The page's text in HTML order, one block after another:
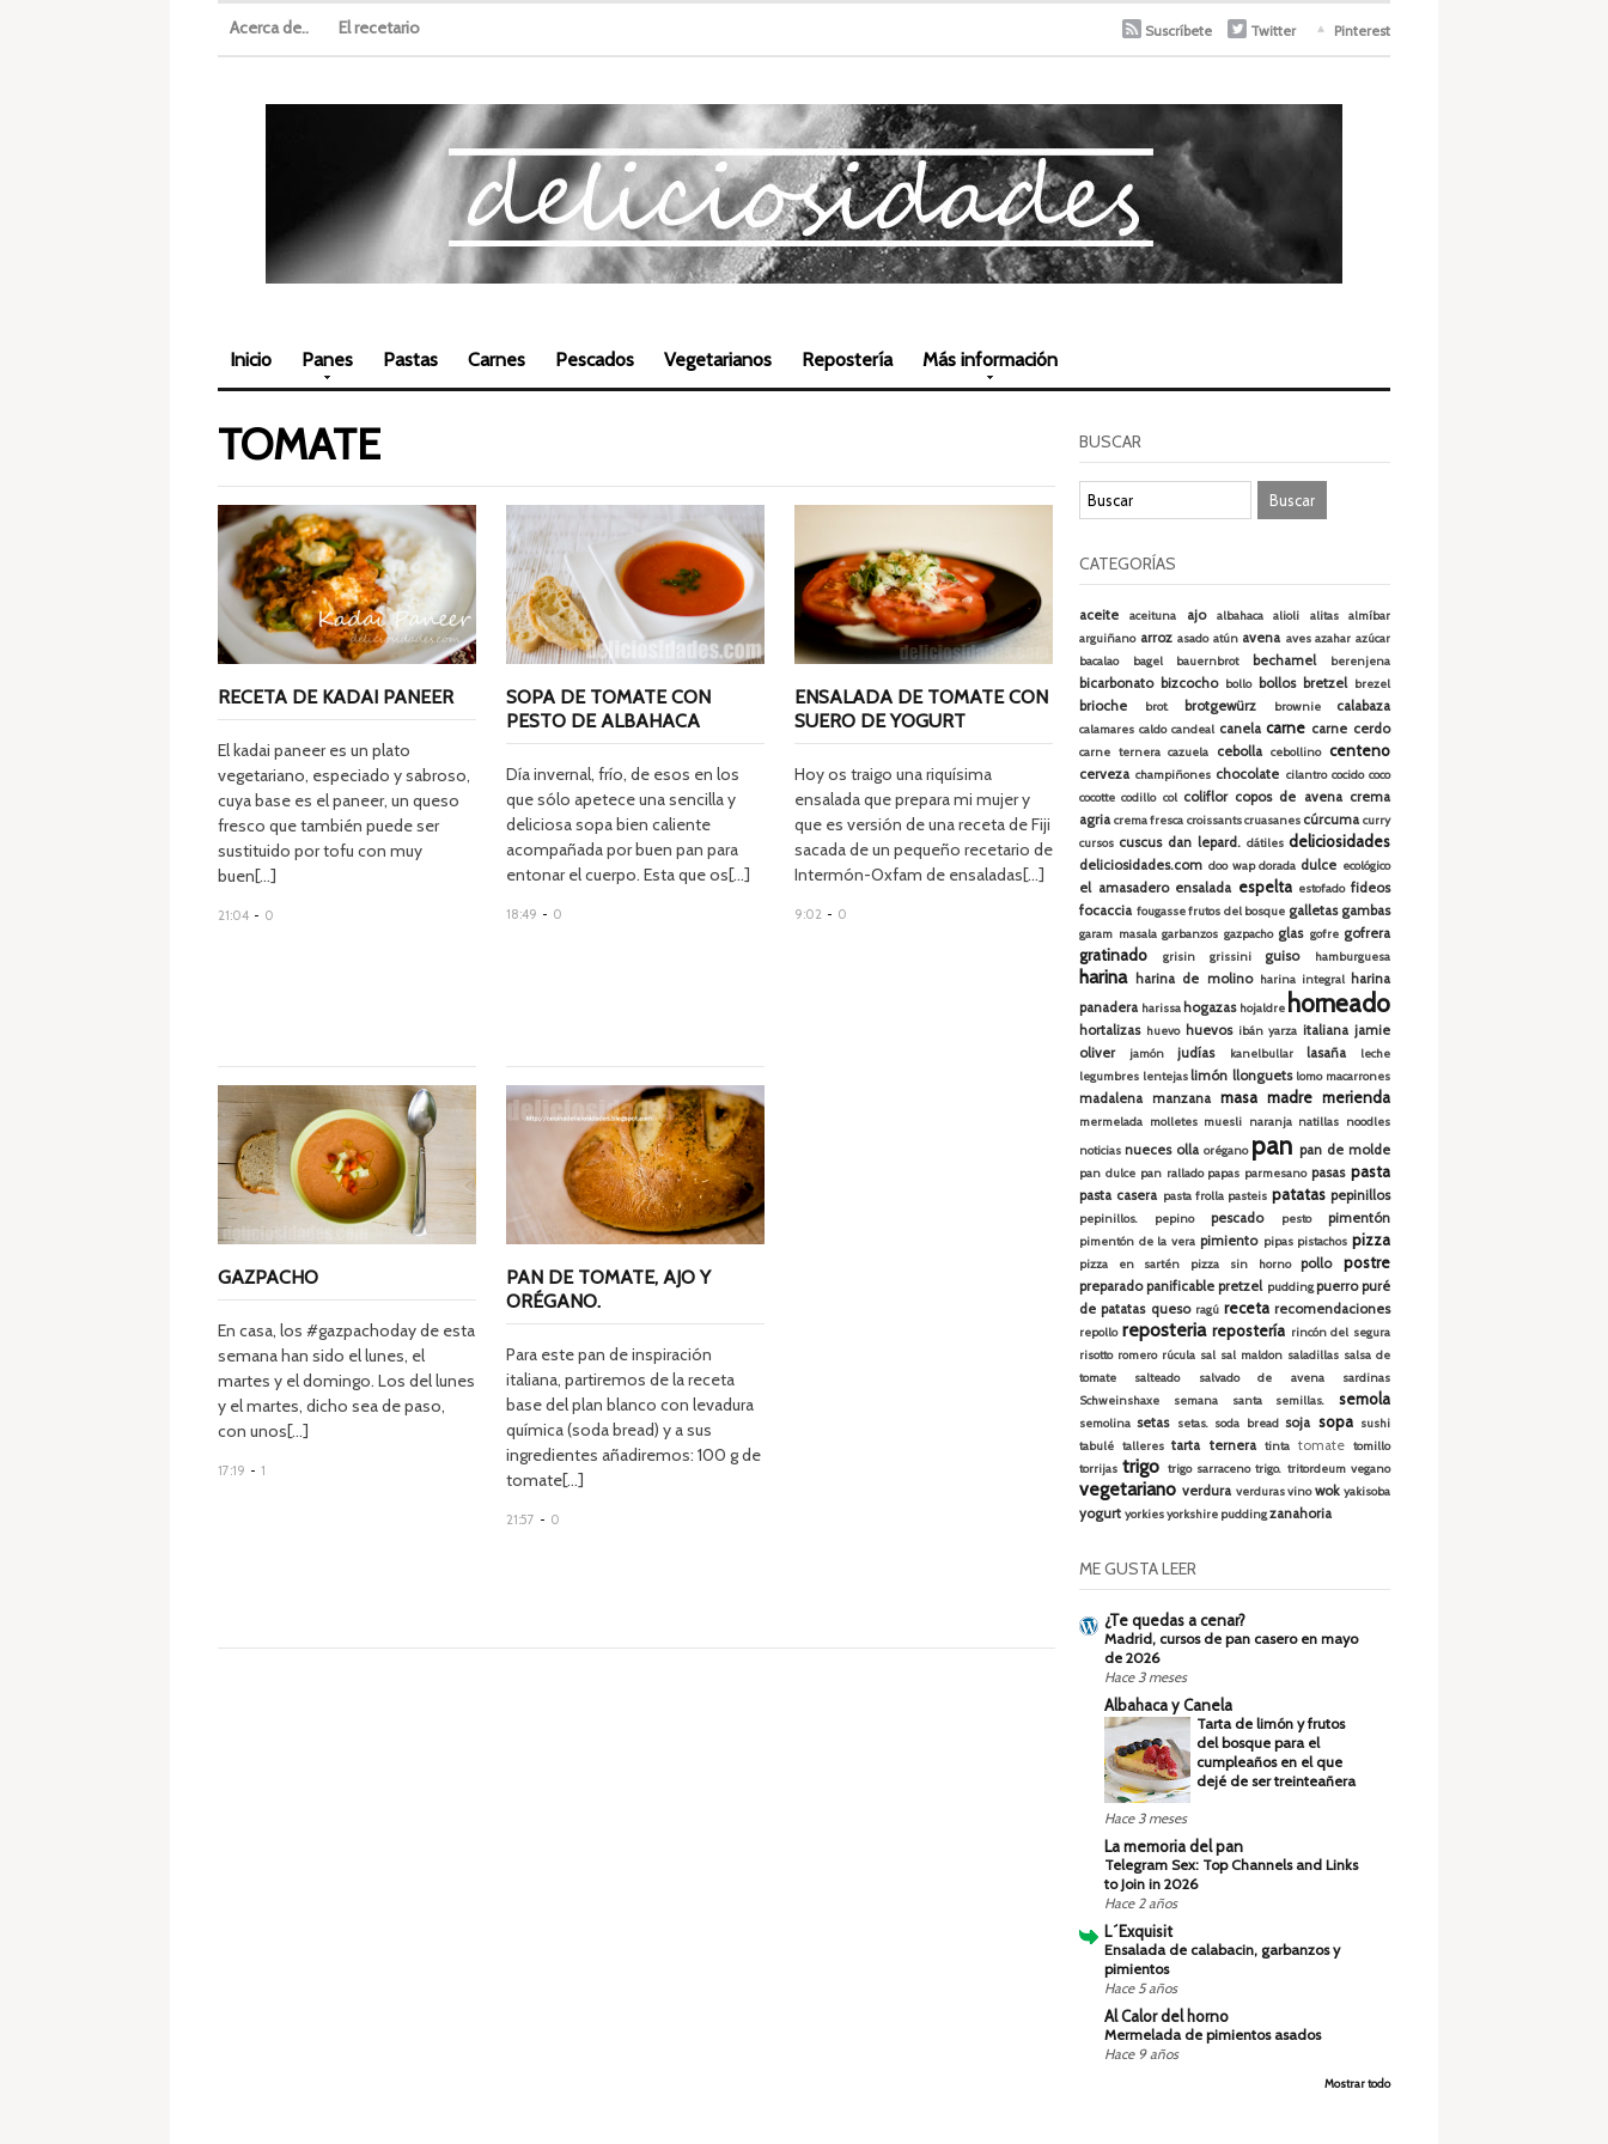
Suscríbete Twitter Pinterest
Acerca de.. El recetario
Inicio Panes Pastas Carnes Pescados Vegetarianos Repostería Más información
TOMATE
RECETA DE KADAI PANEER
El kadai paneer es un plato
vegetariano, especiado y sabroso,
cuya base es el paneer, un queso
fresco que también puede ser
sustituido por tofu con muy
buen[...]
21:04 - 0
SOPA DE TOMATE CON
PESTO DE ALBAHACA
Día invernal, frío, de esos en los
que sólo apetece una sencilla y
deliciosa sopa bien caliente
acompañada por buen pan para
entonar el cuerpo. Esta que os[...]
18:49 - 0
ENSALADA DE TOMATE CON
SUERO DE YOGURT
Hoy os traigo una riquísima
ensalada que prepara mi mujer y
que es versión de una receta de Fiji
sacada de un pequeño recetario de
Intermón-Oxfam de ensaladas[...]
9:02 - 0
GAZPACHO
En casa, los #gazpachoday de esta
semana han sido el lunes, el
martes y el domingo. Los del lunes
y el martes, dicho sea de paso,
con unos[...]
17:19 - 1
PAN DE TOMATE, AJO Y
ORÉGANO.
Para este pan de inspiración
italiana, partiremos de la receta
base del plan blanco con levadura
química (soda bread) y a sus
ingredientes añadiremos: 100 g de
tomate[...]
21:57 - 0
BUSCAR
CATEGORÍAS
aceite aceituna ajo albahaca alioli alitas
almíbar
arguiñano arroz asado atún avena aves azahar azúcar
bacalao
bagel bauernbrot bechamel berenjena
bicarbonato bizcocho bollo bollos bretzel brezel
brioche brot. brotgewürz brownie calabaza
calamares caldo candeal canela carne carne cerdo
carne ternera cazuela cebolla cebollino centeno
cerveza champiñones chocolate cilantro cocido coco
cocotte codillo col coliflor copos de avena crema
agria crema fresca croissantscruasanes cúrcuma curry
cursos cuscus dan lepard. dátiles deliciosidades
deliciosidades.com doo wap dorada dulce ecológico
el amasadero ensalada espelta estofado fideos
focaccia fougassefrutos del bosque galletas gambas
garam masala garbanzos gazpacho glas gofre gofrera
gratinado grisin grissini guiso hamburguesa
harina harina de molino harina integral harina
panadera harissa hogazas hojaldre horneado
hortalizas huevo huevos ibán yarza italiana jamie
oliver
jamón judías kanelbullar lasaña
leche
legumbres lentejas limón llonguets lomo macarrones
madalena manzana masa madre merienda
mermelada molletes muesli naranja natillas noodles
noticias nueces olla orégano pan pan de molde
pan dulce pan rallado papas parmesano pasas pasta
pasta casera pasta frolla pasteis patatas pepinillos
pepinillos. pepino pescado pesto pimentón
pimentón de la vera pimiento pipas pistachos pizza
pizza en sartén pizza sin horno pollo postre
preparado panificable pretzel puddingpuerro puré
de patatas queso ragú receta recomendaciones
repollo reposteria repostería rincón del segura
risotto romero rúcula sal sal maldon saladillas salsa de
tomate
salteado salvado de avena
sardinas
Schweinshaxe
semana santa semillas. semola
semolina setas setas. soda bread soja sopa sushi
tabulé talleres tarta ternera tinta tomate tomillo
torrijas trigo trigo sarraceno trigo. tritordeum vegano
vegetariano verdura verduras vino wok yakisoba
yogurt yorkiesyorkshire puddingzanahoria
ME GUSTA LEER
¿Te quedas a cenar?
Madrid, cursos de pan casero en mayo
de 2026
Hace 3 meses
Albahaca y Canela
Tarta de limón y frutos
del bosque para el
cumpleaños en el que
dejé de ser treinteañera
Hace 3 meses
La memoria del pan
Telegram Sex: Top Channels and Links
to Join in 2026
Hace 2 años
L´Exquisit
Ensalada de calabacin, garbanzos y
pimientos
Hace 5 años
Al Calor del horno
Mermelada de pimientos asados
Hace 9 años
Mostrar todo